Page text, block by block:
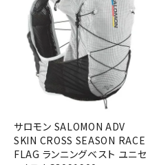
サロモン SALOMON ADV
SKIN CROSS SEASON RACE
FLAG ランニングベスト ユニセ